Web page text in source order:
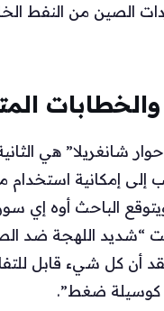
شانغريلا” هي
إمكانية استخدام
الباحث أوه إي
اللهجة ضد
أن كل شيء قابل
كوسيلة ضغط”.